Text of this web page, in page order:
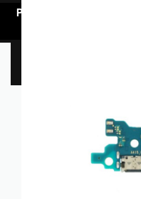
Pentru a vedea oferta de